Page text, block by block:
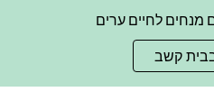
מנחים לחיים ערים
קשב